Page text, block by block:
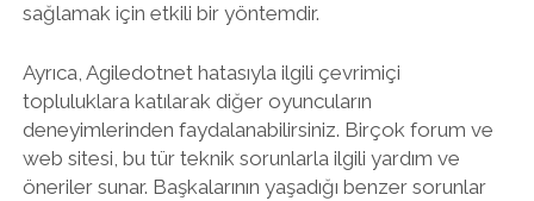
sağlamak için etkili bir yöntemdir.
Ayrıca, Agiledotnet hatasıyla ilgili çevrimiçi
topluluklara katılarak diğer oyuncuların
deneyimlerinden faydalanabilirsiniz. Birçok forum ve
web sitesi, bu tür teknik sorunlarla ilgili yardım ve
öneriler sunar. Başkalarının yaşadığı benzer sorunlar